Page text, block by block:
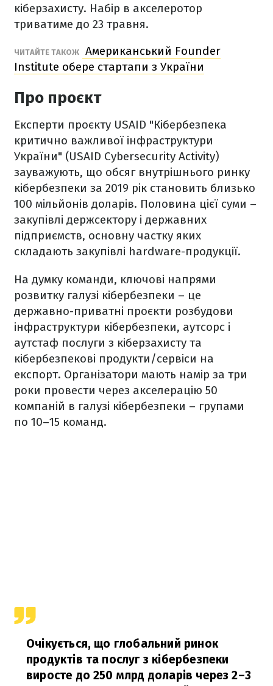
кіберзахисту. Набір в акселеротор
триватиме до 23 травня.
ЧИТАЙТЕ ТАКОЖ
Американський Founder
Institute обере стартапи з України
Про проєкт
Експерти проєкту USAID "Кібербезпека
критично важливої інфраструктури
України" (USAID Cybersecurity Activity)
зауважують, що обсяг внутрішнього ринку
кібербезпеки за 2019 рік становить близько
100 мільйонів доларів. Половина цієї суми –
закупівлі держсектору і державних
підприємств, основну частку яких
складають закупівлі hardware-продукції.
На думку команди, ключові напрями
розвитку галузі кібербезпеки – це
державно-приватні проєкти розбудови
інфраструктури кібербезпеки, аутсорс і
аутстаф послуги з кіберзахисту та
кібербезпекові продукти/сервіси на
експорт. Організатори мають намір за три
роки провести через акселерацію 50
компаній в галузі кібербезпеки – групами
по 10–15 команд.
Очікується, що глобальний ринок
продуктів та послуг з кібербезпеки
виросте до 250 млрд доларів через 2–3